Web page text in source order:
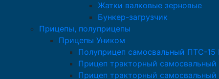
Жатки валковые зерновые
Бункер-загрузчик
Прицепы, полуприцепы
Прицепы Уником
Полуприцеп самосвальный ПТС-
Прицеп тракторный
Прицеп тракторный